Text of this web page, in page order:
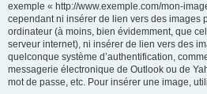
exemple « http://www.exemple.com/mon-
cependant ni insérer de lien vers des images
ordinateur (à moins, bien évidemment, que
serveur internet), ni insérer de lien vers des
quelconque système d’authentification,
messagerie électronique de Outlook ou de
mot de passe, etc. Pour insérer une image,